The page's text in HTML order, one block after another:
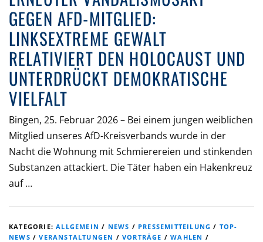
GEGEN AFD-MITGLIED:
LINKSEXTREME GEWALT
RELATIVIERT DEN HOLOCAUST UND
UNTERDRÜCKT DEMOKRATISCHE
VIELFALT
Bingen, 25. Februar 2026 – Bei einem jungen weiblichen
Mitglied unseres AfD-Kreisverbands wurde in der
Nacht die Wohnung mit Schmierereien und stinkenden
Substanzen attackiert. Die Täter haben ein Hakenkreuz
auf …
KATEGORIE:ALLGEMEIN / NEWS / PRESSEMITTEILUNG / TOP-
NEWS /VERANSTALTUNGEN /VORTRÄGE /WAHLEN /